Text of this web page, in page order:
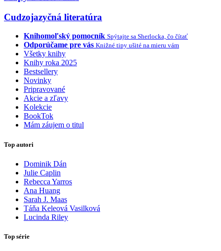
Cudzojazyčná literatúra
Knihomoľský pomocník Spýtajte sa Sherlocka, čo čítať
Odporúčame pre vás Knižné tipy ušité na mieru vám
Všetky knihy
Knihy roka 2025
Bestsellery
Novinky
Pripravované
Akcie a zľavy
Kolekcie
BookTok
Mám záujem o titul
Top autori
Dominik Dán
Julie Caplin
Rebecca Yarros
Ana Huang
Sarah J. Maas
Táňa Keleová Vasilková
Lucinda Riley
Top série